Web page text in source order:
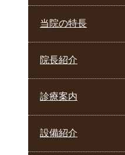
当院の特長
院長紹介
診療案内
設備紹介